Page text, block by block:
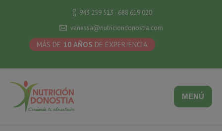
943 259 513 · 688 619 020
vanessa@nutriciondonostia.com
MÁS DE 10 AÑOS DE EXPERIENCIA
MENÚ